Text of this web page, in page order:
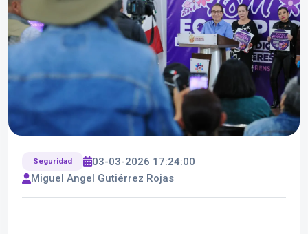
Seguridad
03-03-2026 17:24:00
Miguel Angel Gutiérrez Rojas